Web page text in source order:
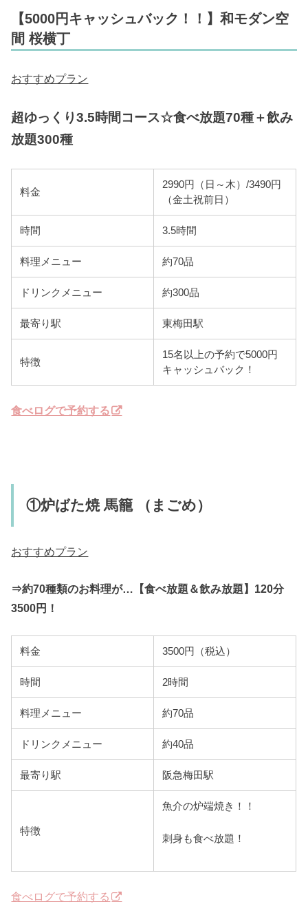
【5000円キャッシュバック！！】和モダン空
間 桜横丁
おすすめプラン
超ゆっくり3.5時間コース☆食べ放題70種＋飲み
放題300種
料金
2990円（日～木）/3490円
（金土祝前日）
時間 3.5時間
料理メニュー 約70品
ドリンクメニュー 約300品
最寄り駅 東梅田駅
特徴
15名以上の予約で5000円
キャッシュバック！
食べログで予約する
①炉ばた焼 馬籠 （まごめ）
おすすめプラン
⇒約70種類のお料理が…【食べ放題＆飲み放題】120分
3500円！
料金 3500円（税込）
時間 2時間
料理メニュー 約70品
ドリンクメニュー 約40品
最寄り駅 阪急梅田駅
特徴
魚介の炉端焼き！！
刺身も食べ放題！
食べログで予約する